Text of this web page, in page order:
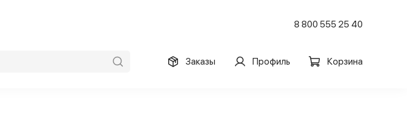
8 800 555 25 40
Заказы Профиль Корзина